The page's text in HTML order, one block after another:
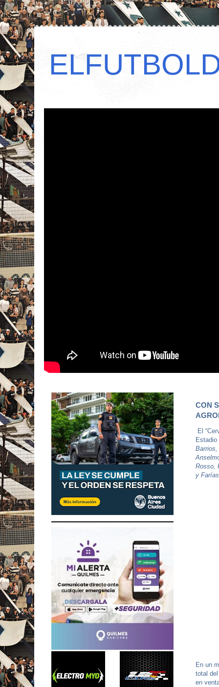
CON
El
Rosso,
y
En un
total
en